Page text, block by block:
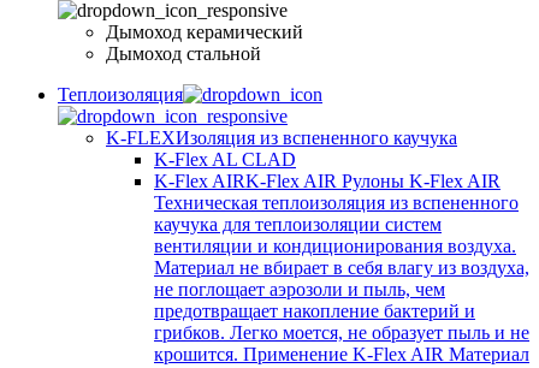
Дымоход керамический
Дымоход стальной
Теплоизоляция
K-FLEXИзоляция из вспененного каучука
K-Flex AL CLAD
K-Flex AIRK-Flex AIR Рулоны K-Flex AIR
Техническая теплоизоляция из вспененного
каучука для теплоизоляции систем
вентиляции и кондиционирования воздуха.
Материал не вбирает в себя влагу из воздуха,
не поглощает аэрозоли и пыль, чем
предотвращает накопление бактерий и
грибков. Легко моется, не образует пыль и не
крошится. Применение K-Flex AIR Материал